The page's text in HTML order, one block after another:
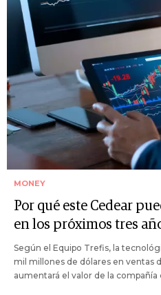
MONEY
Por qué este Cedear
en los próximos tres
Según el Equipo Trefis, la
mil millones de dólares en ventas
aumentará el valor de la compañía